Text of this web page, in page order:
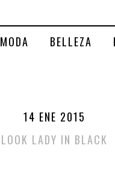
MODA BELLEZA
14 ENE 2015
LOOK LADY IN BLACK